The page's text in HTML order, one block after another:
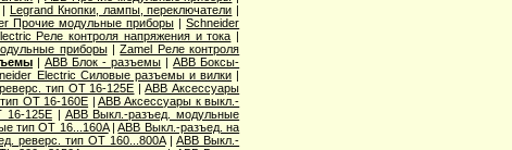
|Legrand Кнопки, лампы, переключатели |
Прочие модульные приборы|Schneider
Реле контроля напряжения и тока |
приборы|Zamel Реле контроля
|ABB Блок - разъемы |ABB Боксы-
Electric Силовые разъемы и вилки |
тип OT 16-125E |ABB Аксессуары
OT 16-160E | ABB Аксессуары к выкл.-
16-125E| ABB Выкл.-разъед. модульные
тип OT 16...160A|ABB Выкл.-разъед. на
реверс. тип OT 160...800A|ABB Выкл.-